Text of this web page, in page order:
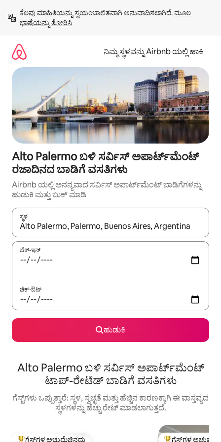
ಹೋಗಿ
ಕೆಲವು ಮಾಹಿತಿಯನ್ನು ಸ್ವಯಂಚಾಲಿತವಾಗಿ ಅನುವಾದಿಸಲಾಗಿದೆ. ಮೂಲ
ಭಾಷೆಯನ್ನು ತೋರಿಸಿ
ನಿಮ್ಮ ಸ್ಥಳವನ್ನು Airbnb ಯಲ್ಲಿ ಹಾಕಿ
Alto Palermo ಬಳಿ ಸರ್ವಿಸ್ ಅಪಾರ್ಟ್‌ಮೆಂಟ್
ರಜಾದಿನದ ಬಾಡಿಗೆ ವಸತಿಗಳು
Airbnb ಯಲ್ಲಿ ಅನನ್ಯವಾದ ಸರ್ವಿಸ್ ಅಪಾರ್ಟ್‌ಮೆಂಟ್ ಬಾಡಿಗೆಗಳನ್ನು
ಹುಡುಕಿ ಮತ್ತು ಬುಕ್ ಮಾಡಿ
ಸ್ಥಳ
ಫಲಿತಾಂಶಗಳು ಲಭ್ಯವಿರುವಾಗ, ಅಪ್ ಮತ್ತು ಡೌನ್ ಬಾಣದ ಕೀಲಿಗಳೊಂದಿಗೆ
ಚೆಕ್-ಇನ್
ಚೆಕ್-ಔಟ್
ಹುಡುಕಿ
Alto Palermo ಬಳಿ ಸರ್ವಿಸ್ ಅಪಾರ್ಟ್‌ಮೆಂಟ್
ಟಾಪ್-ರೇಟೆಡ್ ಬಾಡಿಗೆ ವಸತಿಗಳು
ಗೆಸ್ಟ್‌ಗಳು ಒಪ್ಪುತ್ತಾರೆ: ಸ್ಥಳ, ಸ್ವಚ್ಛತೆ ಮತ್ತು ಹೆಚ್ಚಿನ ಕಾರಣಕ್ಕಾಗಿ ಈ ವಾಸ್ತವ್ಯದ
ಸ್ಥಳಗಳನ್ನು ಹೆಚ್ಚು ರೇಟ್ ಮಾಡಲಾಗುತ್ತದೆ.
ಗೆಸ್ಟ್‌ಗಳ ಅಚ್ಚುಮೆಚ್ಚಿನದು ಗೆಸ್ಟ್‌ಗಳ